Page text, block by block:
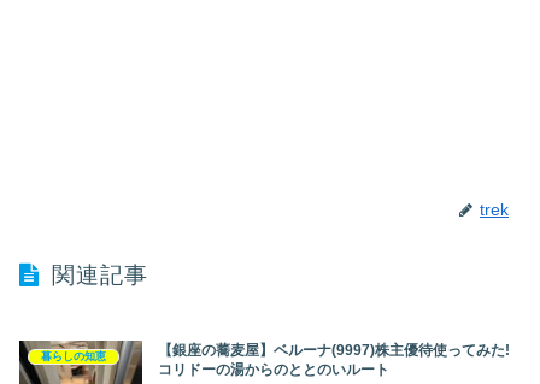
trek
関連記事
暮らしの知恵
【銀座の蕎麦屋】ベルーナ(9997)株主優待使ってみた!
コリドーの湯からのととのいルート